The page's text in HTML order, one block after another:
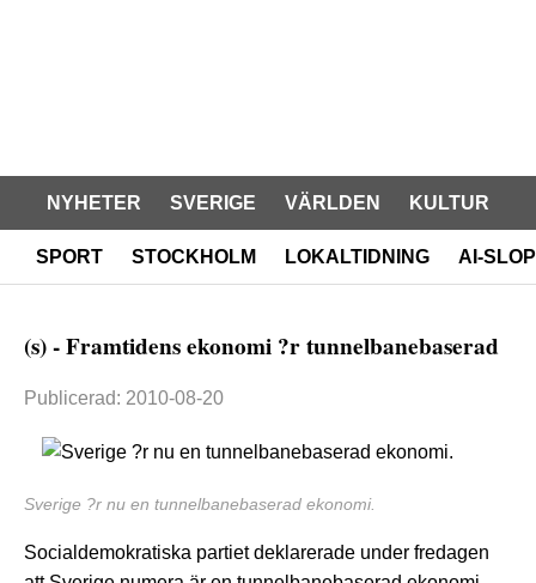
NYHETER SVERIGE VÄRLDEN KULTUR
SPORT STOCKHOLM LOKALTIDNING AI-SLOP
(s) - Framtidens ekonomi ?r tunnelbanebaserad
Publicerad: 2010-08-20
Sverige ?r nu en tunnelbanebaserad ekonomi.
Socialdemokratiska partiet deklarerade under fredagen